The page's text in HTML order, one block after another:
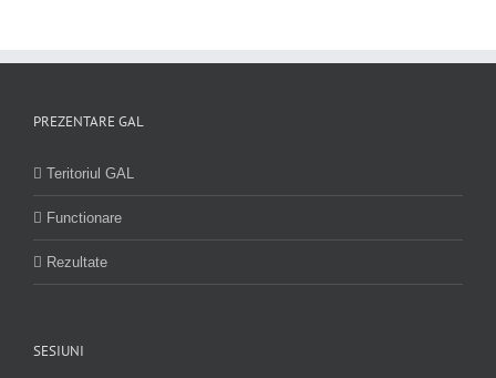
PREZENTARE GAL
Teritoriul GAL
Functionare
Rezultate
SESIUNI